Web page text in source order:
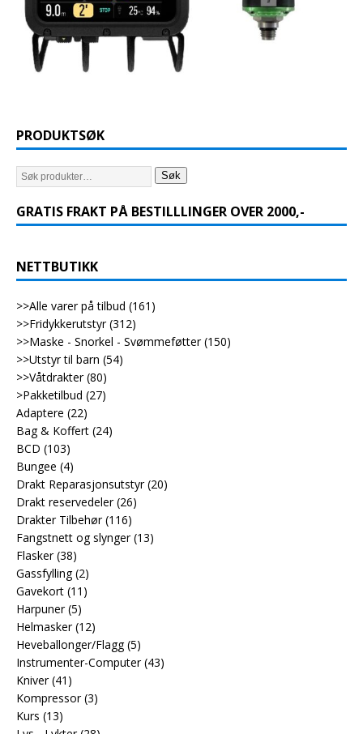
PRODUKTSØK
Søk
GRATIS FRAKT PÅ BESTILLLINGER OVER 2000,-
NETTBUTIKK
>>Alle varer på tilbud (161)
>>Fridykkerutstyr (312)
>>Maske - Snorkel - Svømmeføtter (150)
>>Utstyr til barn (54)
>>Våtdrakter (80)
>Pakketilbud (27)
Adaptere (22)
Bag & Koffert (24)
BCD (103)
Bungee (4)
Drakt Reparasjonsutstyr (20)
Drakt reservedeler (26)
Drakter Tilbehør (116)
Fangstnett og slynger (13)
Flasker (38)
Gassfylling (2)
Gavekort (11)
Harpuner (5)
Helmasker (12)
Heveballonger/Flagg (5)
Instrumenter-Computer (43)
Kniver (41)
Kompressor (3)
Kurs (13)